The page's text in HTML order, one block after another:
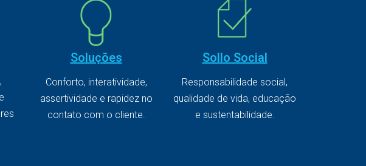
Soluções
Conforto, interatividade,
assertividade e rapidez no
contato com o cliente.
Sollo Social
Responsabilidade social,
qualidade de vida, educação
e sustentabilidade.